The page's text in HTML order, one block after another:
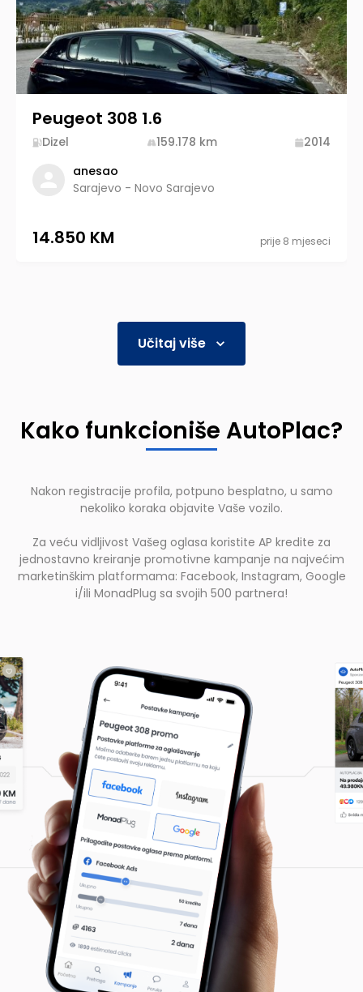
Peugeot 308 1.6
Dizel 159.178 km
2014
anesao
Sarajevo - Novo Sarajevo
14.850 KM prije 8 mjeseci
Učitaj više
Kako funkcioniše AutoPlac?
Nakon registracije profila, potpuno besplatno, u samo
nekoliko koraka objavite Vaše vozilo.
Za veću vidljivost Vašeg oglasa koristite AP kredite za
jednostavno kreiranje promotivne kampanje na najvećim
marketinškim platformama: Facebook, Instagram, Google
i/ili MonadPlug sa svojih 500 partnera!